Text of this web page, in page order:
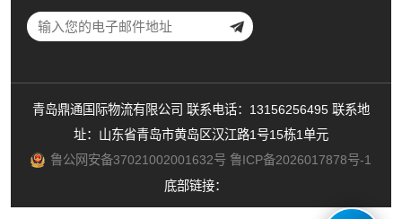
青岛鼎通国际物流有限公司 联系电话：13156256495 联系地
址：山东省青岛市黄岛区汉江路1号15栋1单元
鲁公网安备37021002001632号 鲁ICP备2026017878号-1
底部链接：